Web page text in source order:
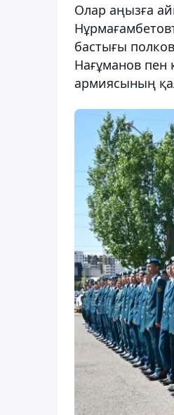
Олар аңызға
бастығы
Нағұманов пен
армиясының